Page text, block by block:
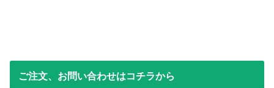
ご注文、お問い合わせはコチラから